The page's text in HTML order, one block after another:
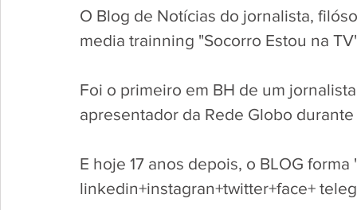
O Blog de Notícias do jornalista,
media trainning "Socorro Estou na
Foi o primeiro em BH de um
apresentador da Rede Globo durante
E hoje 17 anos depois, o BLOG
linkedin+instagran+twitter+face+